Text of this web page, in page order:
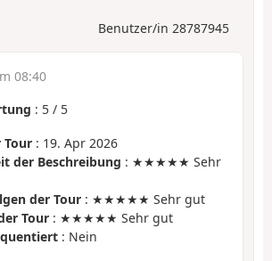
Benutzer/in 28787945
08:40
: 5 / 5
Tour : 19. Apr 2026
der Beschreibung : ★★★★★ Sehr
der Tour : ★★★★★ Sehr gut
Tour : ★★★★★ Sehr gut
: Nein